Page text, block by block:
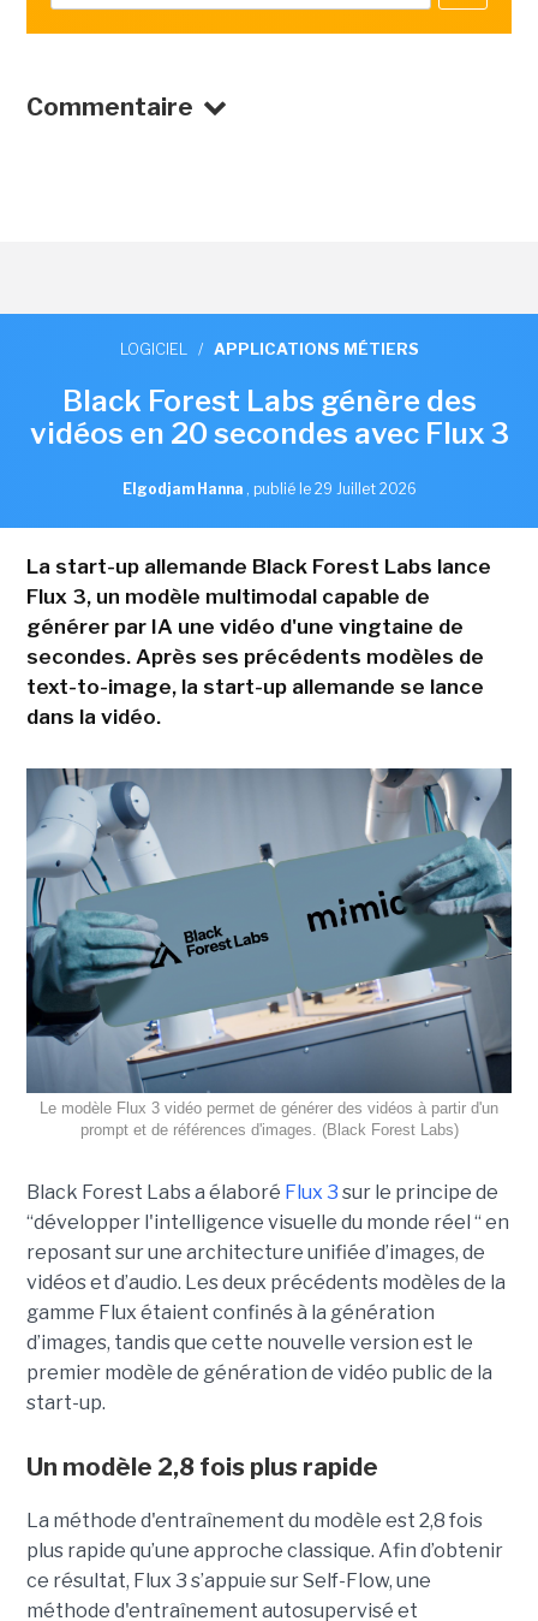
Commentaire
LOGICIEL / APPLICATIONS MÉTIERS
Black Forest Labs génère des
vidéos en 20 secondes avec Flux 3
Elgodjam Hanna , publié le 29 Juillet 2026
La start-up allemande Black Forest Labs lance
Flux 3, un modèle multimodal capable de
générer par IA une vidéo d'une vingtaine de
secondes. Après ses précédents modèles de
text-to-image, la start-up allemande se lance
dans la vidéo.
Le modèle Flux 3 vidéo permet de générer des vidéos à partir d'un
prompt et de références d'images. (Black Forest Labs)
Black Forest Labs a élaboré Flux 3 sur le principe de
“développer l'intelligence visuelle du monde réel “ en
reposant sur une architecture unifiée d’images, de
vidéos et d’audio. Les deux précédents modèles de la
gamme Flux étaient confinés à la génération
d’images, tandis que cette nouvelle version est le
premier modèle de génération de vidéo public de la
start-up.
Un modèle 2,8 fois plus rapide
La méthode d'entraînement du modèle est 2,8 fois
plus rapide qu’une approche classique. Afin d’obtenir
ce résultat, Flux 3 s’appuie sur Self-Flow, une
méthode d'entraînement autosupervisé et